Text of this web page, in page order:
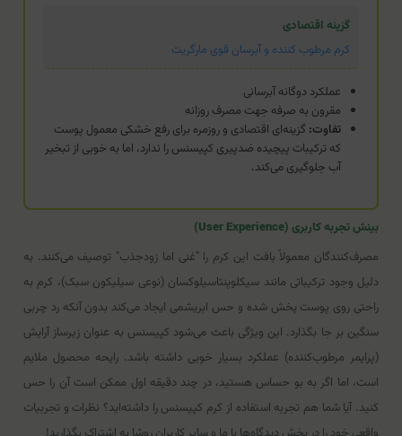
گزینه اقتصادی
کرم مرطوب کننده و آبرسان قوی مارگریت
عملکرد دوگانه آبرسانی
مقرون به صرفه جهت مصرف روزانه
تفاوت: گزینه‌ای اقتصادی و روزمره برای رفع خشکی معمول پوست
که ترکیبات پیچیده ضدپیری کپیسنس را ندارد، اما به خوبی از تبخیر
آب جلوگیری می‌کند.
بینش تجربه کاربری (User Experience)
مصرف‌کنندگان معمولاً بافت این کرم را "غنی اما زودجذب" توصیف می‌کنند. به
دلیل وجود ترکیباتی مانند سیکلوپنتاسیلوکسان (نوعی سیلیکون سبک)، کرم به
راحتی روی پوست پخش شده و حس ابریشمی ایجاد می‌کند بدون آنکه رد چربی
سنگین بر جا بگذارد. این ویژگی باعث می‌شود کپیسنس به عنوان زیرساز آرایش
(پرایمر مرطوب‌کننده) عملکرد بسیار خوبی داشته باشد. رایحه محصول ملایم
است، اما اگر به بو حساس هستید، در چند دقیقه اول ممکن است آن را حس
کنید. آیا شما هم تجربه استفاده از کرم کپیسنس را داشته‌اید؟ نظرات و تجربیات